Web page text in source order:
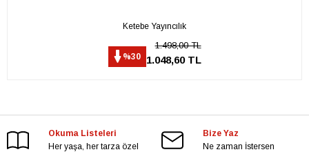
Ketebe Yayıncılık
%30
1.498,00 TL
1.048,60 TL
Okuma Listeleri
Her yaşa, her tarza özel
Bize Yaz
Ne zaman İstersen